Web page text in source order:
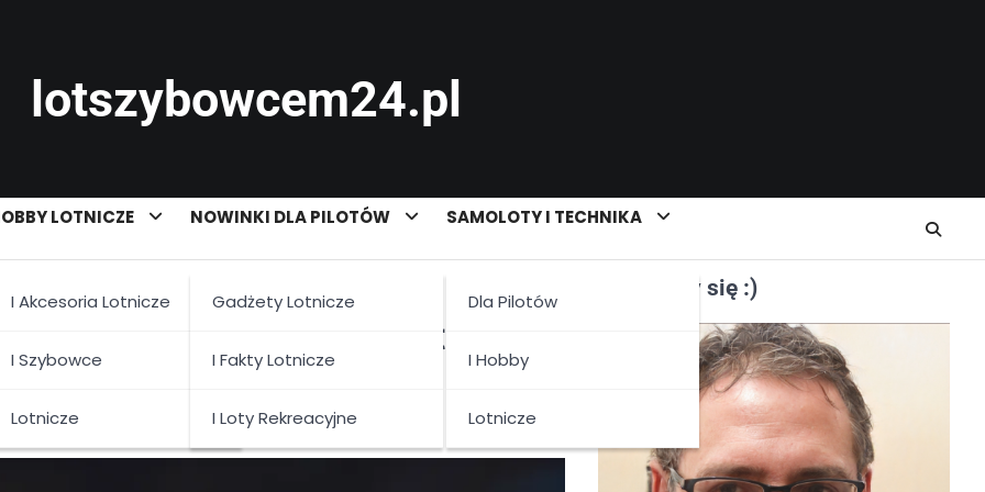
lotszybowcem24.pl
LOTNICZE
I Akcesoria Lotnicze
I Szybowce
Lotnicze
NOWINKI DLA PILOTÓW
Gadżety Lotnicze
I Fakty Lotnicze
I Loty Rekreacyjne
SAMOLOTY I TECHNIKA
Dla Pilotów
I Hobby
Lotnicze
– jak opanować sztukę
Poznajmy się :)